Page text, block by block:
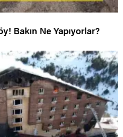
Bakın Ne Yapıyorlar?